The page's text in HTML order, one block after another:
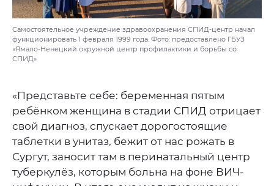
Самостоятельное учреждение здравоохранения СПИД-центр начал
функционировать 1 февраля 1999 года. Фото: предоставлено ГБУЗ
«Ямало-Ненецкий окружной центр профилактики и борьбы со
СПИД»
«Представьте себе: беременная пятым
ребёнком женщина в стадии СПИД отрицает
свой диагноз, спускает дорогостоящие
таблетки в унитаз, бежит от нас рожать в
Сургут, заносит там в перинатальный центр
туберкулёз, которым больна на фоне ВИЧ-